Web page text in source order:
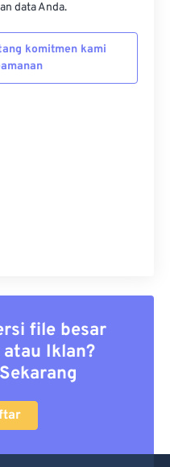
data Anda.
komitmen kami
file besar
Iklan?